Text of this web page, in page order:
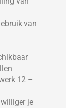
van
12 –
je